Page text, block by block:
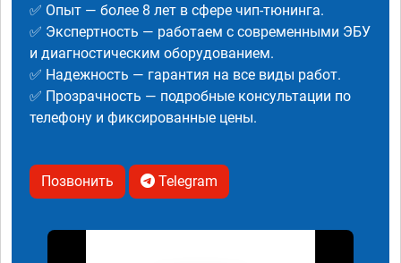
✅ Опыт — более 8 лет в сфере чип-тюнинга.
✅ Экспертность — работаем с современными ЭБУ
и диагностическим оборудованием.
✅ Надежность — гарантия на все виды работ.
✅ Прозрачность — подробные консультации по
телефону и фиксированные цены.
Позвонить Telegram